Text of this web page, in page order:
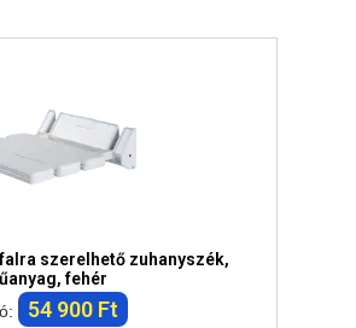
szerelhető zuhanyszék,
fehér
54 900 Ft